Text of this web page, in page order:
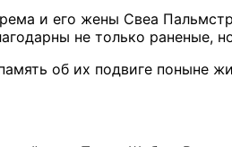
и его жены Свеа
не только раненые,
об их подвиге поныне